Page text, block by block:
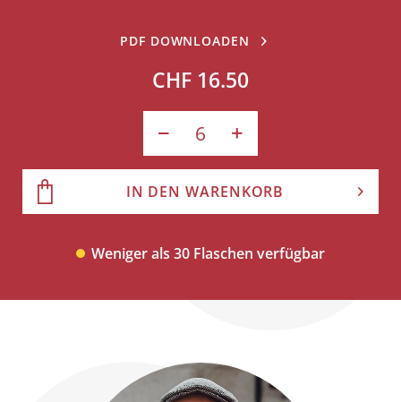
PDF DOWNLOADEN
CHF 16.50
IN DEN WARENKORB
Weniger als 30 Flaschen verfügbar